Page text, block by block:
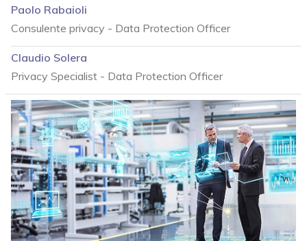
Paolo Rabaioli
Consulente privacy - Data Protection Officer
Claudio Solera
Privacy Specialist - Data Protection Officer